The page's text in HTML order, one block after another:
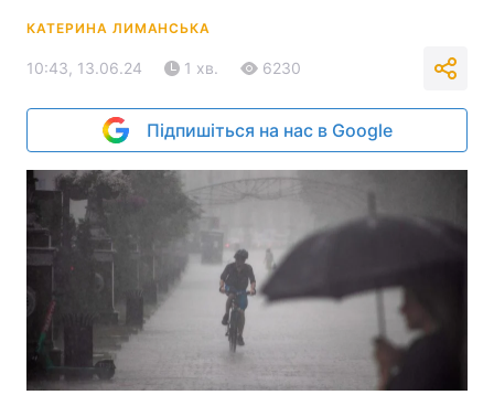
КАТЕРИНА ЛИМАНСЬКА
10:43, 13.06.24 1 хв. 6230
Підпишіться на нас в Google